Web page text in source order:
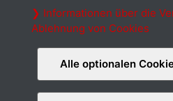
❯ Informationen über die
Ablehnung von Cookies
Alle optionalen